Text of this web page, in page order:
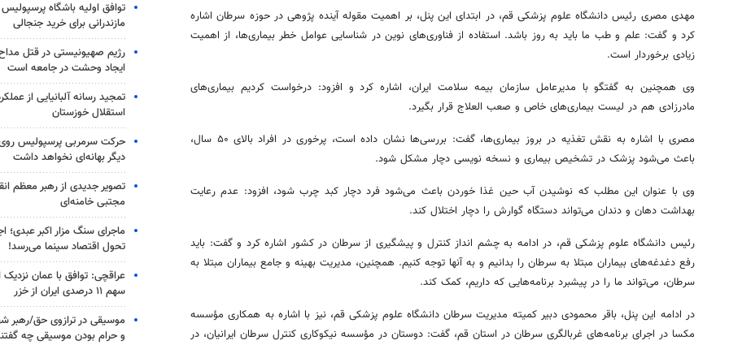
مهدی مصری رئیس دانشگاه علوم پزشکی قم، در ابتدای اینپنل، بر اهمیت مقوله آینده پژوهی در حوزه سرطان اشاره
کرد و گفت: علم و طب ما باید به روز باشد. استفاده از فناوری‌های نوین در شناسایی عوامل خطر بیماری‌ها، از اهمیت
زیادی برخوردار است.
وی همچنین به گفتگو با مدیرعامل سازمان بیمه سلامت ایران، اشاره کرد و افزود: درخواست کردیم بیماری‌های
مادرزادی هم در لیست بیماری‌های خاص و صعب العلاج قرار بگیرد.
مصری با اشاره به نقش تغذیه در بروز بیماری‌ها، گفت: بررسی‌ها نشان داده است، پرخوری در افراد بالای ۵۰ سال،
باعث می‌شود پزشک در تشخیص بیماری و نسخه نویسی دچار مشکل شود.
وی با عنوان این مطلب که نوشیدن آب حین غذا خوردن باعث می‌شود فرد دچار کبد چرب شود، افزود: عدم رعایت
بهداشت دهان و دندان می‌تواند دستگاه گوارش را دچار اختلال کند.
رئیس دانشگاه علوم پزشکی قم، در ادامه به چشم اندازکنترل و پیشگیری از سرطان در کشور اشاره کرد و گفت: باید
رفع دغدغه‌های بیماران مبتلا به سرطان را بدانیم و به آنها توجه کنیم. همچنین، مدیریت بهینه و جامع بیماران مبتلا به
سرطان، می‌تواند ما را در پیشبرد برنامه‌هایی که داریم، کمک کند.
در ادامه این پنل، باقر محمودی دبیر کمیته مدیریت سرطان دانشگاه علوم پزشکی قم، نیز با اشاره به همکاری مؤسسه
مکسا در اجرای برنامه‌های غربالگری سرطان در استان قم، گفت: دوستان در مؤسسه نیکوکاری کنترل سرطان ایرانیان، در
توافق اولیه باشگاه
مازندرانی برای خرید جنجالی
رژیم صهیونیستی در قتل
ایجاد وحشت در جامعه است
تمجید رسانه آلبانیایی از
استقلال خوزستان
حرکت سرمربی پرسپولیس روی
دیگر بهانه‌ای نخواهد داشت
تصویر جدیدی از رهبر معظم
مجتبی خامنه‌ای
ماجرای سنگ مزار اکبر عبدی؛
تحول اقتصاد سینما می‌رسد!
عراقچی: توافق با عمان
سهم ۱۱ درصدی ایران از خزر
موسیقی در ترازوی حق/رهبر
و حرام بودن موسیقی چه